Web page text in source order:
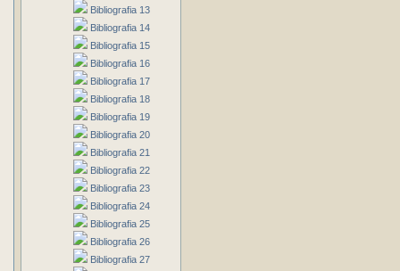
Bibliografia 13
Bibliografia 14
Bibliografia 15
Bibliografia 16
Bibliografia 17
Bibliografia 18
Bibliografia 19
Bibliografia 20
Bibliografia 21
Bibliografia 22
Bibliografia 23
Bibliografia 24
Bibliografia 25
Bibliografia 26
Bibliografia 27